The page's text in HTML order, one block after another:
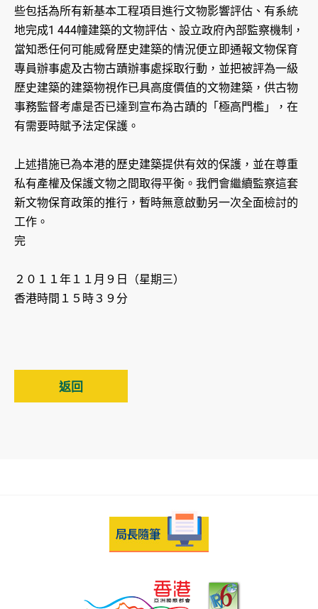
些包括為所有新基本工程項目進行文物影響評估、有系統
地完成1 444幢建築的文物評估、設立政府內部監察機制，
當知悉任何可能威脅歷史建築的情況便立即通報文物保育
專員辦事處及古物古蹟辦事處採取行動，並把被評為一級
歷史建築的建築物視作已具高度價值的文物建築，供古物
事務監督考慮是否已達到宣布為古蹟的「極高門檻」，在
有需要時賦予法定保護。
上述措施已為本港的歷史建築提供有效的保護，並在尊重
私有產權及保護文物之間取得平衡。我們會繼續監察這套
新文物保育政策的推行，暫時無意啟動另一次全面檢討的
工作。
完
２０１１年１１月９日（星期三）
香港時間１５時３９分
返回